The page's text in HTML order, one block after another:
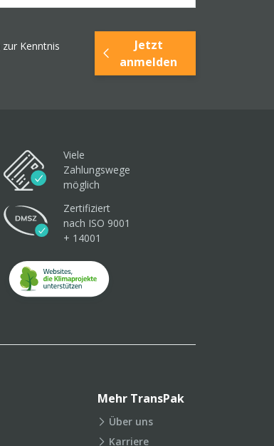
zur Kenntnis
Jetzt
anmelden
Viele
Zahlungswege
möglich
Zertifiziert
nach ISO 9001
+ 14001
Mehr TransPak
Über uns
Karriere